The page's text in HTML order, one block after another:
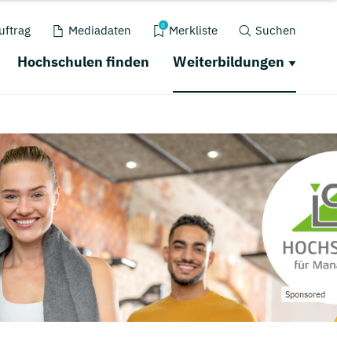
Mediadaten 0 Merkliste Suchen
Hochschulen finden Weiterbildungen
Sponsored